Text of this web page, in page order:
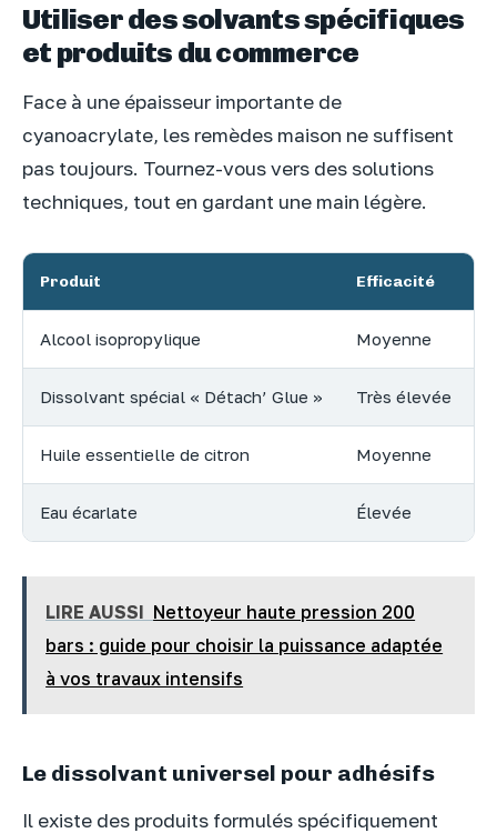
Utiliser des solvants spécifiques
et produits du commerce
Face à une épaisseur importante de
cyanoacrylate, les remèdes maison ne suffisent
pas toujours. Tournez-vous vers des solutions
techniques, tout en gardant une main légère.
Produit Efficacité
Alcool isopropylique Moyenne
Dissolvant spécial « Détach’ Glue » Très élevée
Huile essentielle de citron Moyenne
Eau écarlate Élevée
LIRE AUSSI Nettoyeur haute pression 200
bars : guide pour choisir la puissance adaptée
à vos travaux intensifs
Le dissolvant universel pour adhésifs
Il existe des produits formulés spécifiquement